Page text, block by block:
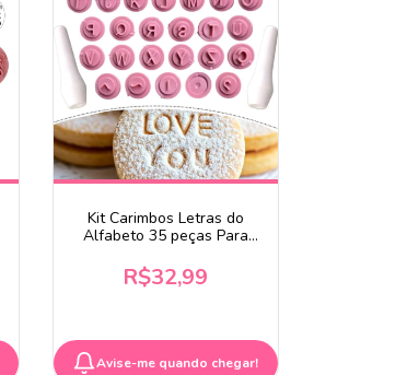
Kit Carimbos Letras do
Alfabeto 35 peças Para
R$32,99
Avise-me quando chegar!